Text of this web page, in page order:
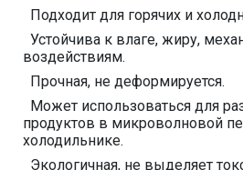
Подходит для горячих и
Устойчива к влаге, жиру,
воздействиям.
Прочная, не деформируется.
Может использоваться для
продуктов в микроволновой
холодильнике.
Экологичная, не выделяет